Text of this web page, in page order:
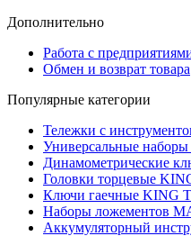
Дополнительно
Работа с
Обмен и возврат товара
Популярные категории
Тележки с
Универсальные
Динамометрические
Головки торцевые
Ключи гаечные KING
Наборы ложементов
Аккумуляторный